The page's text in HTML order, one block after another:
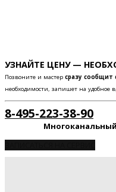
УЗНАЙТЕ ЦЕНУ —
Позвоните и мастер сразу сообщит
необходимости, запишет на удобное
8-495-223-38-90